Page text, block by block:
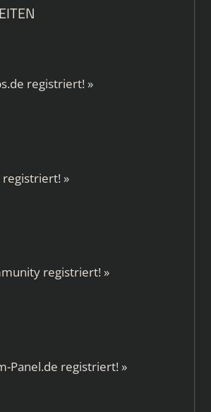
registriert! »
registriert! »
registriert! »
Panel.de registriert! »